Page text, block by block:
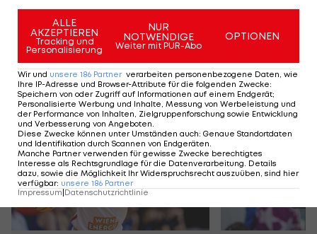
hansgrohe bleibt im Gesamtklassement auf Platz
elf mit 7:13 Minuten Rückstand auf Yates.
Mehr zum Thema
ALLE
AKZEPTIEREN
Tracking und
Personalisierung
NUR
NOTWENDIGE
Weiter mit PUR-Abo
OPTIONEN
Wir und unsere 186 Partner verarbeiten personenbezogene Daten, wie
Ihre IP-Adresse und Browser-Attribute für die folgenden Zwecke:
Speichern von oder Zugriff auf Informationen auf einem Endgerät;
Personalisierte Werbung und Inhalte, Messung von Werbeleistung und
der Performance von Inhalten, Zielgruppenforschung sowie Entwicklung
und Verbesserung von Angeboten
Diese Zwecke können unter Umständen auch: Genaue Standortdaten
und Identifikation durch Scannen von Endgeräten
Manche Partner verwenden für gewisse Zwecke berechtigtes
Interesse als Rechtsgrundlage für die Datenverarbeitung. Details
dazu, sowie die Möglichkeit Ihr Widerspruchsrecht auszuüben, sind hier
verfügbar: unsere 186 Partner
Impressum|Datenschutzrichtlinie